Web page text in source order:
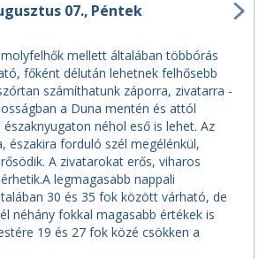
07. Péntek
mellett általában többórás
főként délután lehetnek felhősebb
számíthatunk záporra, zivatarra -
a Duna mentén és attól
északnyugaton néhol eső is lehet. Az
északira forduló szél megélénkül,
A zivatarokat erős, viharos
legmagasabb nappali
30 és 35 fok között várható, de
néhány fokkal magasabb értékek is
19 és 27 fok közé csökken a